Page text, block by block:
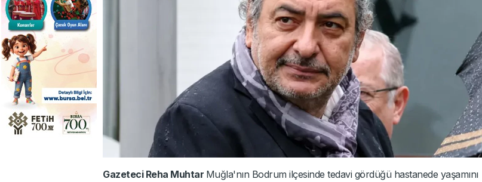
Gazeteci Reha Muhtar Muğla'nın Bodrum ilçesinde tedavi gördüğü hastanede yaşamını